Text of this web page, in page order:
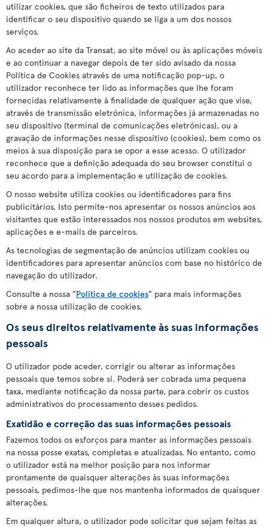
utilizar cookies, que são ficheiros de texto utilizados para
identificar o seu dispositivo quando se liga a um dos nossos
serviços.
Ao aceder ao site da Transat, ao site móvel ou às aplicações móveis
e ao continuar a navegar depois de ter sido avisado da nossa
Política de Cookies através de uma notificação pop-up, o
utilizador reconhece ter lido as informações que lhe foram
fornecidas relativamente à finalidade de qualquer ação que vise,
através de transmissão eletrónica, informações já armazenadas no
seu dispositivo (terminal de comunicações eletrónicas), ou a
gravação de informações nesse dispositivo (cookies), bem como os
meios à sua disposição para se opor a esse acesso. O utilizador
reconhece que a definição adequada do seu browser constitui o
seu acordo para a implementação e utilização de cookies.
O nosso website utiliza cookies ou identificadores para fins
publicitários. Isto permite-nos apresentar os nossos anúncios aos
visitantes que estão interessados nos nossos produtos em websites,
aplicações e e-mails de parceiros.
As tecnologias de segmentação de anúncios utilizam cookies ou
identificadores para apresentar anúncios com base no histórico de
navegação do utilizador.
Consulte a nossa "Política de cookies" para mais informações
sobre a nossa utilização de cookies.
Os seus direitos relativamente às suas informações
pessoais
O utilizador pode aceder, corrigir ou alterar as informações
pessoais que temos sobre si. Poderá ser cobrada uma pequena
taxa, mediante notificação da nossa parte, para cobrir os custos
administrativos do processamento desses pedidos.
Exatidão e correção das suas informações pessoais
Fazemos todos os esforços para manter as informações pessoais
na nossa posse exatas, completas e atualizadas. No entanto, como
o utilizador está na melhor posição para nos informar
prontamente de quaisquer alterações às suas informações
pessoais, pedimos-lhe que nos mantenha informados de quaisquer
alterações.
Em qualquer altura, o utilizador pode solicitar que sejam feitas as